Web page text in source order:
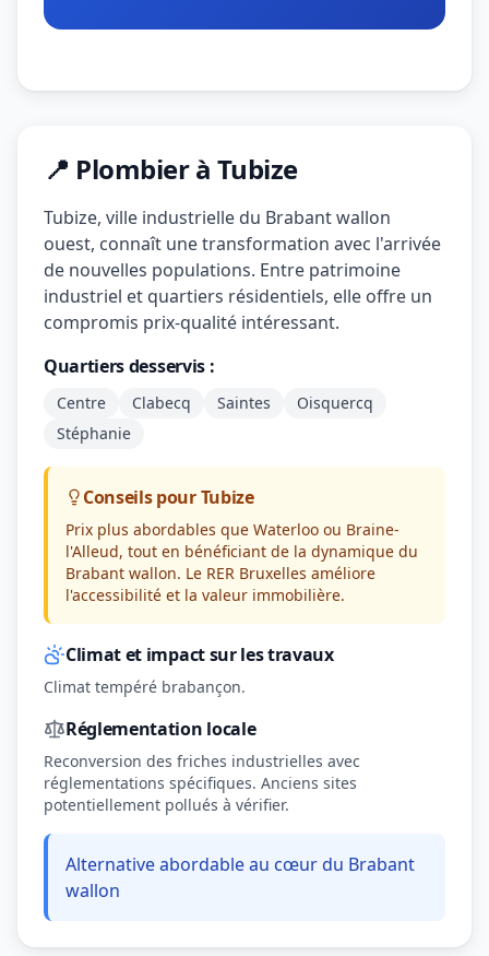
📍 Plombier à Tubize
Tubize, ville industrielle du Brabant wallon
ouest, connaît une transformation avec l'arrivée
de nouvelles populations. Entre patrimoine
industriel et quartiers résidentiels, elle offre un
compromis prix-qualité intéressant.
Quartiers desservis :
Centre Clabecq Saintes
Oisquercq
Stéphanie
Conseils pour Tubize
Prix plus abordables que Waterloo ou Braine-
l'Alleud, tout en bénéficiant de la dynamique du
Brabant wallon. Le RER Bruxelles améliore
l'accessibilité et la valeur immobilière.
Climat et impact sur les travaux
Climat tempéré brabançon.
Réglementation locale
Reconversion des friches industrielles avec
réglementations spécifiques. Anciens sites
potentiellement pollués à vérifier.
Alternative abordable au cœur du Brabant
wallon